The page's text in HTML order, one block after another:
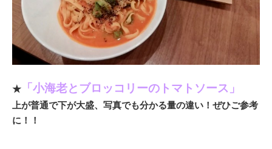
★ 「小海老とブロッコリーのトマトソース」
上が普通で下が大盛、写真でも分かる量の違い！ぜひご参考
に！！